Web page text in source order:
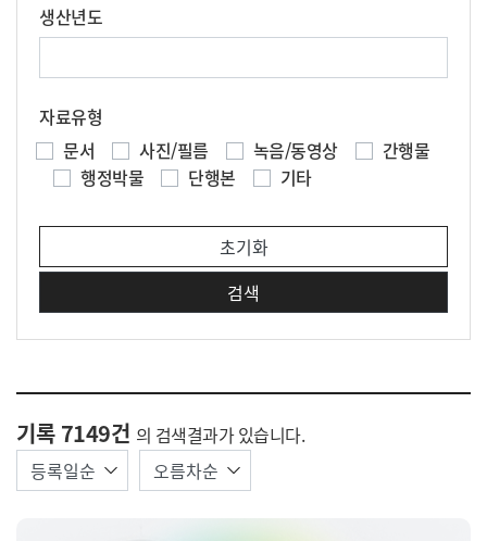
생산년도
자료유형
문서
사진/필름 녹음/동영상
간행물
행정박물
단행본 기타
기록 7149건 의 검색결과가 있습니다.